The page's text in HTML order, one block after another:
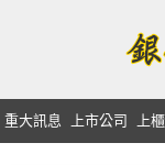
重大訊息 上市公司 上